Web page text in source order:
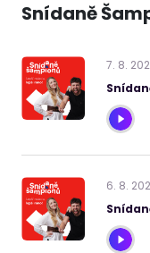
Snídaně
7. 8.
6. 8.